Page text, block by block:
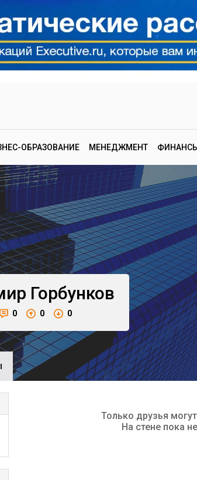
ОБРАЗОВАНИЕ МЕНЕДЖМЕНТ ФИНАНСЫ
Горбунков
0 0 0
Только друзья
На стене пока